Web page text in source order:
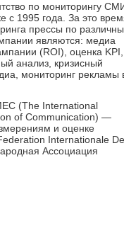
по мониторингу
с 1995 года. За это
прессы по
являются: медиа
(ROI), оценка KPI,
анализ, кризисный
мониторинг рекламы
(The International
of Communication) —
и оценке
Internationale
Ассоциация